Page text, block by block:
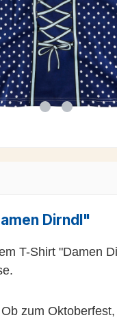
Dirndl"
T-Shirt "Damen
zum